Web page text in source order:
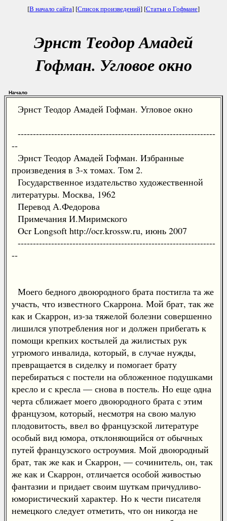
[В начало сайта] [Список произведений] [Статьи о Гофмане]
Эрнст Теодор Амадей
Гофман. Угловое окно
Начало
Эрнст Теодор Амадей Гофман. Угловое окно
-----------------------------------------------------------------
--
Эрнст Теодор Амадей Гофман. Избранные
произведения в 3-х томах. Том 2.
Государственное издательство художественной
литературы. Москва, 1962
Перевод А.Федорова
Примечания И.Миримского
Ocr Longsoft http://ocr.krossw.ru, июнь 2007
-----------------------------------------------------------------
--
Моего бедного двоюродного брата постигла та же
участь, что известного Скаррона. Мой брат, так же
как и Скаррон, из-за тяжелой болезни совершенно
лишился употребления ног и должен прибегать к
помощи крепких костылей да жилистых рук
угрюмого инвалида, который, в случае нужды,
превращается в сиделку и помогает брату
перебираться с постели на обложенное подушками
кресло и с кресла — снова в постель. Но еще одна
черта сближает моего двоюродного брата с этим
французом, который, несмотря на свою малую
плодовитость, ввел во французской литературе
особый вид юмора, отклоняющийся от обычных
путей французского остроумия. Мой двоюродный
брат, так же как и Скаррон, — сочинитель, он, так
же как и Скаррон, отличается особой живостью
фантазии и придает своим шуткам причудливо-
юмористический характер. Но к чести писателя
немецкого следует отметить, что он никогда не